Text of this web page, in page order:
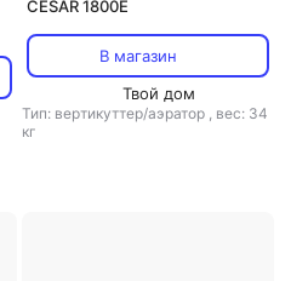
CESAR 1800E
В магазин
Твой дом
Тип: вертикуттер/аэратор , вес: 34
кг